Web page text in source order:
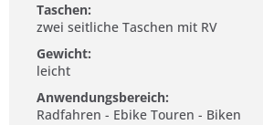
Taschen:
zwei seitliche Taschen mit RV
Gewicht:
leicht
Anwendungsbereich:
Radfahren - Ebike Touren - Biken